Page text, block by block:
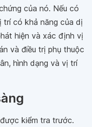
của nó. Nếu có
trí có khả năng của dị
hiện và xác định vị
và điều trị phụ thuộc
hình dạng và vị trí
kiểm tra trước.